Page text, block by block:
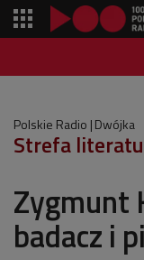
Polskie Radio Dwójka
Strefa
Zygmunt
badacz i